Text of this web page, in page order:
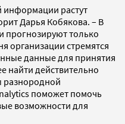
информации растут
Дарья Кобякова. – В
только
организации стремятся
данные для принятия
найти действительно
разнородной
поможет помочь
возможности для